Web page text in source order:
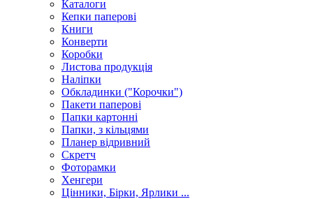
Каталоги
Кепки паперові
Книги
Конверти
Коробки
Листова продукція
Наліпки
Обкладинки ("Корочки")
Пакети паперові
Папки картонні
Папки, з кільцями
Планер відривний
Скретч
Фоторамки
Хенгери
Цінники, Бірки, Ярлики ...